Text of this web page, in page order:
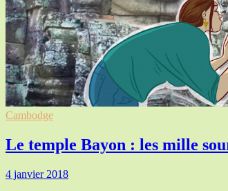
Cambodge
Le temple Bayon : les mille
4 janvier 2018